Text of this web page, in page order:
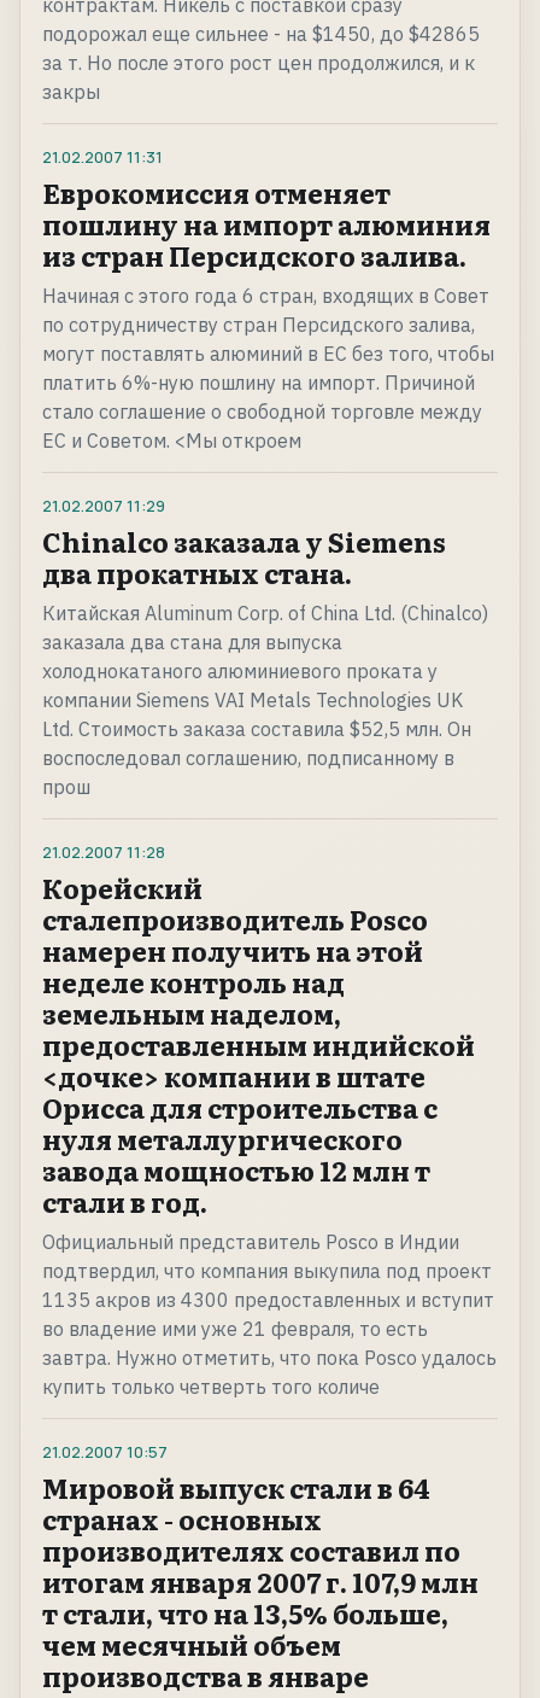
контрактам. Никель с поставкой сразу
подорожал еще сильнее - на $1450, до $42865
за т. Но после этого рост цен продолжился, и к
закры
21.02.2007 11:31
Еврокомиссия отменяет
пошлину на импорт алюминия
из стран Персидского залива.
Начиная с этого года 6 стран, входящих в Совет
по сотрудничеству стран Персидского залива,
могут поставлять алюминий в ЕС без того, чтобы
платить 6%-ную пошлину на импорт. Причиной
стало соглашение о свободной торговле между
ЕС и Советом. <Мы откроем
21.02.2007 11:29
Chinalco заказала у Siemens
два прокатных стана.
Китайская Aluminum Corp. of China Ltd. (Chinalco)
заказала два стана для выпуска
холоднокатаного алюминиевого проката у
компании Siemens VAI Metals Technologies UK
Ltd. Стоимость заказа составила $52,5 млн. Он
воспоследовал соглашению, подписанному в
прош
21.02.2007 11:28
Корейский
сталепроизводитель Posco
намерен получить на этой
неделе контроль над
земельным наделом,
предоставленным индийской
<дочке> компании в штате
Орисса для строительства с
нуля металлургического
завода мощностью 12 млн т
стали в год.
Официальный представитель Posco в Индии
подтвердил, что компания выкупила под проект
1135 акров из 4300 предоставленных и вступит
во владение ими уже 21 февраля, то есть
завтра. Нужно отметить, что пока Posco удалось
купить только четверть того количе
21.02.2007 10:57
Мировой выпуск стали в 64
странах - основных
производителях составил по
итогам января 2007 г. 107,9 млн
т стали, что на 13,5% больше,
чем месячный объем
производства в январе